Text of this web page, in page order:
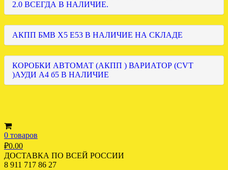
2.0 ВСЕГДА В НАЛИЧИЕ.
АКПП БМВ Х5 Е53 В НАЛИЧИЕ НА СКЛАДЕ
КОРОБКИ АВТОМАТ (АКПП ) ВАРИАТОР (CVT
)АУДИ А4 б5 В НАЛИЧИЕ
0 товаров
₽0.00
ДОСТАВКА ПО ВСЕЙ РОССИИ
8 911 717 86 27